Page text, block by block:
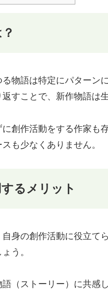
物語は特定にパターン
すことで、新作物語は
創作活動をする作家も
も少なくありません。
るメリット
身の創作活動に役立て
う。
（ストーリー）に共感